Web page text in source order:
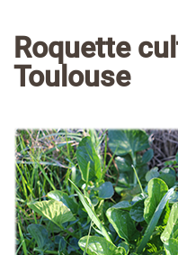
Roquette
Toulouse